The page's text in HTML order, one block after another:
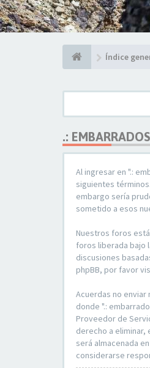
Índice
.:
Al ingresar en ".:
siguientes
embargo sería
sometido a esos
Nuestros foros
foros liberada bajo
discusiones
phpBB, por favor
Acuerdas no
donde ".:
Proveedor de
derecho a eliminar,
será almacenada
considerarse